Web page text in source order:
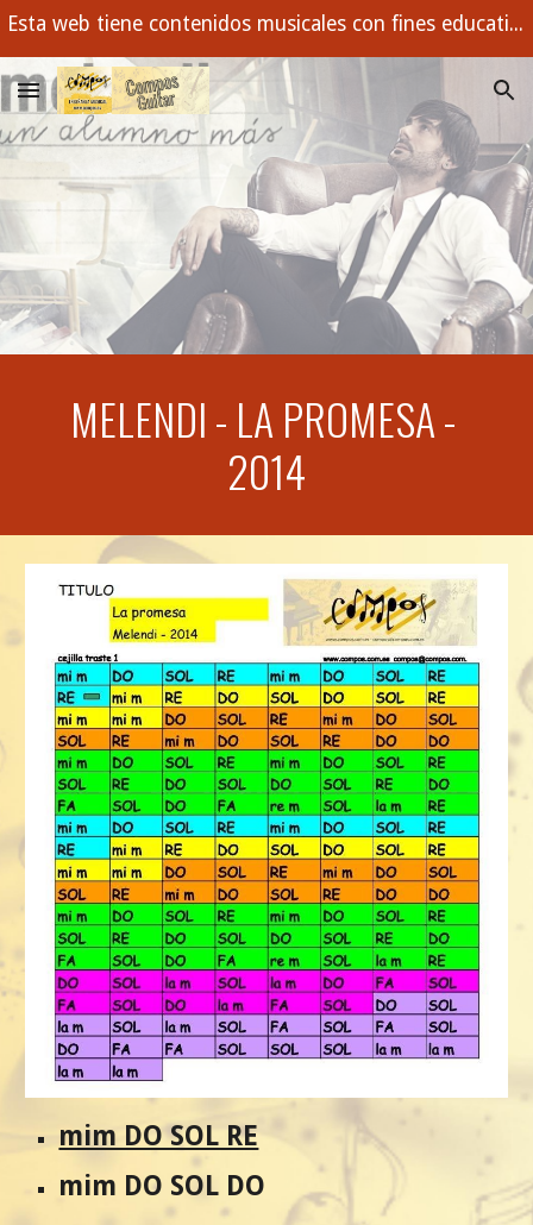
Esta web tiene contenidos musicales con fines educativos. Buscamos con ejemplos enseñar los conceptos musicales que todo estudiante debe dominar.
MELENDI - LA PROMESA -
2014
mim DO SOL RE
mim DO SOL DO